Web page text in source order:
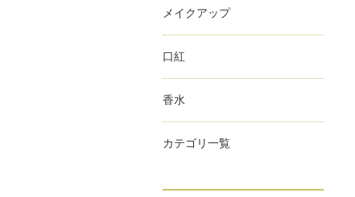
メイクアップ
口紅
香水
カテゴリ一覧